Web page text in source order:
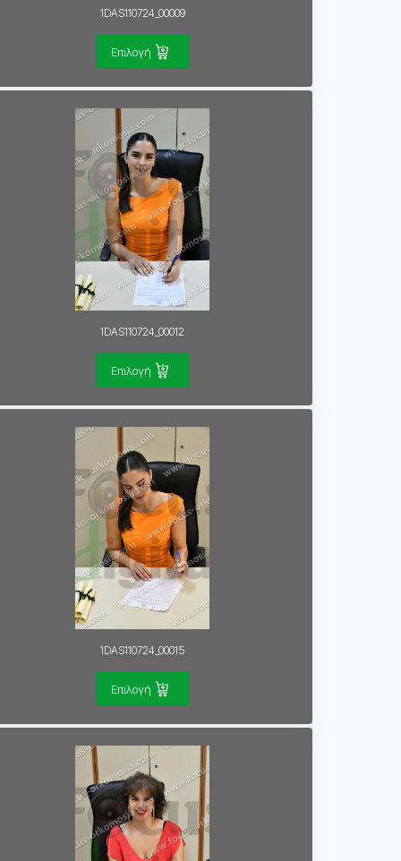
1DAS110724_00009
Επιλογή
1DAS110724_00012
Επιλογή
1DAS110724_00015
Επιλογή